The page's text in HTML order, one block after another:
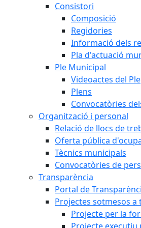
Consistori
Composició
Regidories
Informació dels
Pla d'actuació
Ple Municipal
Videoactes del Ple
Plens
Convocatòries
Organització i personal
Relació de llocs de
Oferta pública
Tècnics municipals
Convocatòries de
Transparència
Portal de
Projectes sotmesos
Projecte per la